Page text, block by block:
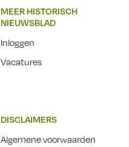
MEER HISTORISCH
NIEUWSBLAD
Inloggen
Vacatures
DISCLAIMERS
Algemene voorwaarden